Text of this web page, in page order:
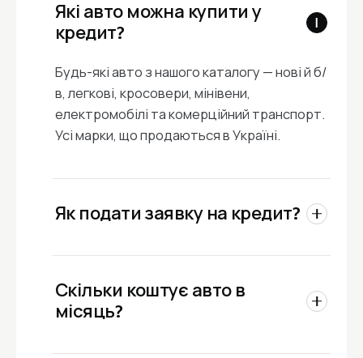
Які авто можна купити у
кредит?
Будь-які авто з нашого каталогу — нові й б/
в, легкові, кросовери, мінівени,
електромобілі та комерційний транспорт.
Усі марки, що продаються в Україні.
Як подати заявку на кредит?
Оберіть авто з каталогу, на його сторінці
ПриватБанку передзвонить протягом 4
годин (09:00–20:00) і супроводить угоду
Скільки коштує авто в
місяць?
На сторінці кожного авто вказано